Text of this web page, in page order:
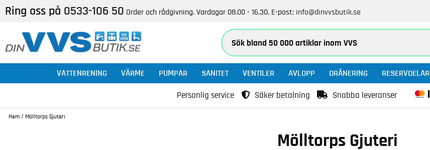
Ring oss på 0533-106 50 Order och rådgivning. Vardagar 08.00 - 16.30. E-post: info@dinvvsbutik.se
VATTENRENING VÄRME PUMPAR SANITET VENTILER AVLOPP DRÄNERING RESERVDELAR
Personlig service Säker betalning Snabba leveranser
Hem / Mölltorps Gjuteri
Mölltorps Gjuteri